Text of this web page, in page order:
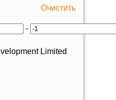
Очистить
-
Limited